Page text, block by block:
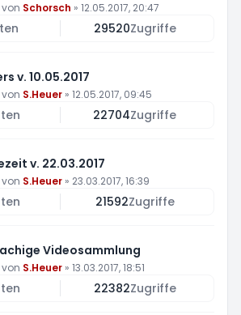
von Schorsch » 12.05.2017, 20:47
29520Zugriffe
v. 10.05.2017
von S.Heuer » 12.05.2017, 09:45
22704Zugriffe
v. 22.03.2017
von S.Heuer » 23.03.2017, 16:39
21592Zugriffe
Videosammlung
von S.Heuer » 13.03.2017, 18:51
22382Zugriffe